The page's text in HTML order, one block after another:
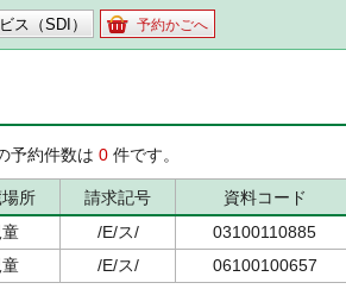
ス（SDI） 予約かごへ
予約件数は 0 件です。
所 請求記号
資料コード
童 /E/ス/
03100110885
童 /E/ス/ 06100100657